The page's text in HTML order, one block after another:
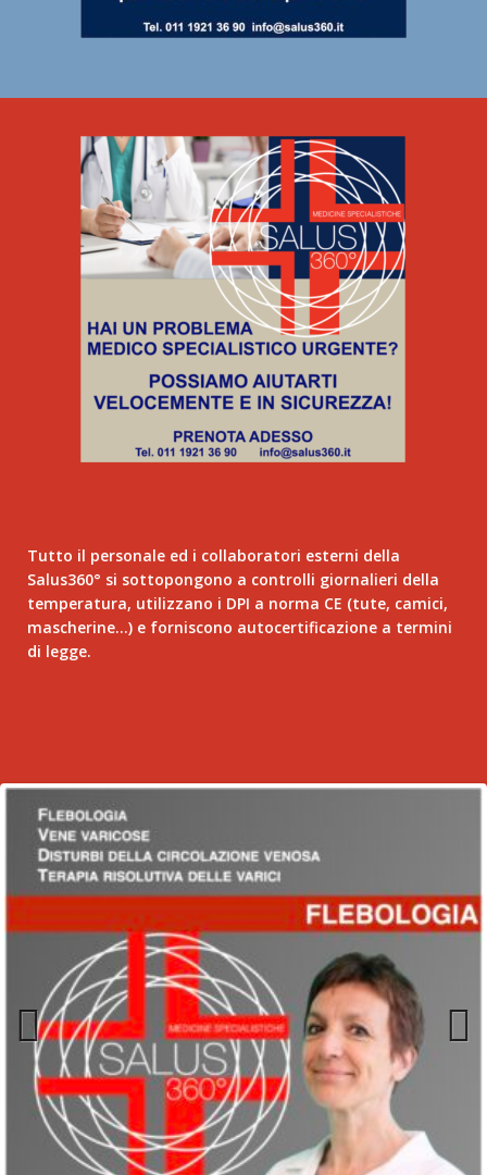
Tutto il personale ed i collaboratori esterni della
Salus360° si sottopongono a controlli giornalieri della
temperatura, utilizzano i DPI a norma CE (tute, camici,
mascherine…) e forniscono autocertificazione a termini
di legge.
Previous